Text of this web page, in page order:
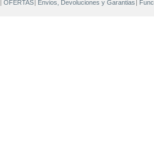
OFERTAS Envios, Devoluciones y Garantias